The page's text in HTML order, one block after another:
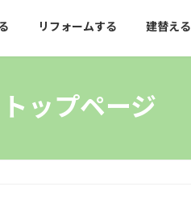
リフォームする 建替える
ップページ